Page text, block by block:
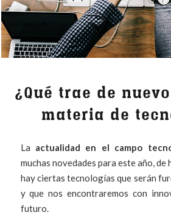
¿Qué trae de
materia de
La actualidad en el campo
muchas novedades para este año, de
hay ciertas tecnologías que serán
y que nos encontraremos con
futuro.